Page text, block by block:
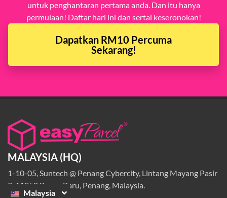
untuk penghantaran pertama anda. Dan itu hanya
permulaan! Daftar hari ini dan sertai keseronokan!
Dapatkan RM10 Percuma
Sekarang!
MALAYSIA (HQ)
1-10-05, Suntech @ Penang Cybercity, Lintang Mayang Pasir
3, 11950 Bayan Baru, Penang, Malaysia.
Malaysia